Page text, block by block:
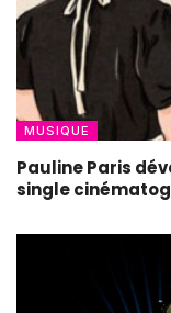
MUSIQUE
Pauline Paris
single